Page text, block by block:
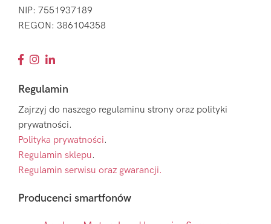
NIP: 7551937189
REGON: 386104358
Regulamin
Zajrzyj do naszego regulaminu strony oraz polityki
prywatności.
Polityka prywatności.
Regulamin sklepu.
Regulamin serwisu oraz gwarancji.
Producenci smartfonów